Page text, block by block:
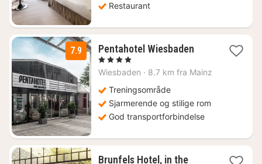
Restaurant
7.9 Pentahotel Wiesbaden1
fra
, 4 Stjerner
Wiesbaden · 8.7 km fra Mainz
Treningsområde
Sjarmerende og stilige rom
God transportforbindelse
Brunfels Hotel, in the